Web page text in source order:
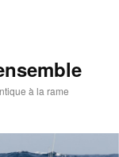
à la rame